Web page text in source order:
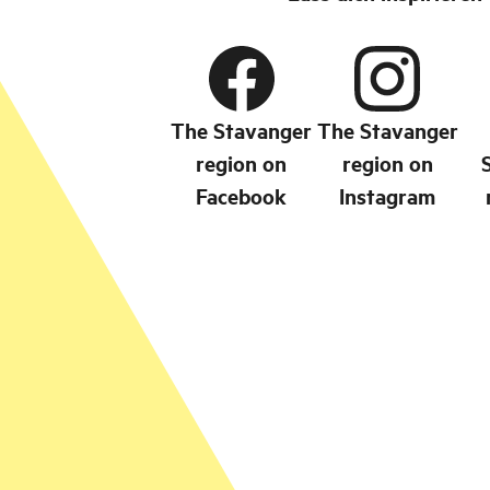
The Stavanger
region on
Facebook
The Stavanger
region on
Instagram